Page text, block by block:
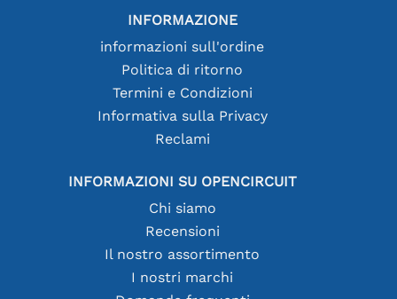
INFORMAZIONE
informazioni sull'ordine
Politica di ritorno
Termini e Condizioni
Informativa sulla Privacy
Reclami
INFORMAZIONI SU OPENCIRCUIT
Chi siamo
Recensioni
Il nostro assortimento
I nostri marchi